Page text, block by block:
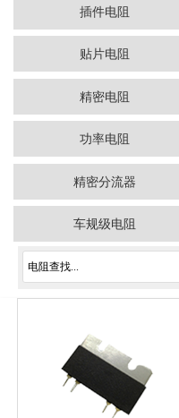
插件电阻
贴片电阻
精密电阻
功率电阻
精密分流器
车规级电阻